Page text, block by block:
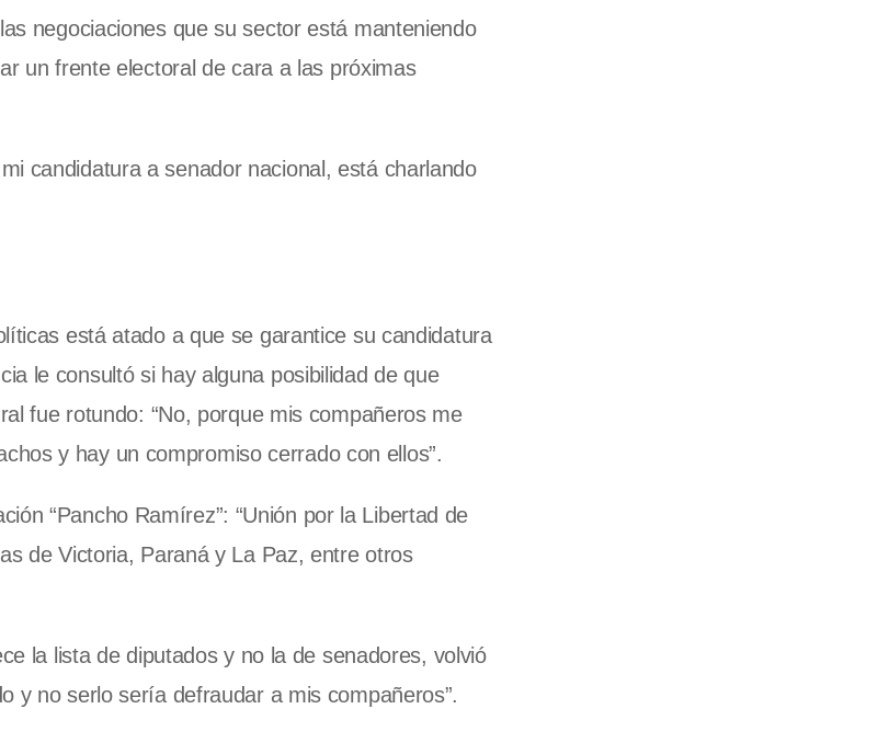
negociaciones que su sector está manteniendo
un frente electoral de cara a las próximas
candidatura a senador nacional, está charlando
está atado a que se garantice su candidatura
le consultó si hay alguna posibilidad de que
fue rotundo: “No, porque mis compañeros me
y hay un compromiso cerrado con ellos”.
“Pancho Ramírez”: “Unión por la Libertad de
de Victoria, Paraná y La Paz, entre otros
la lista de diputados y no la de senadores, volvió
y no serlo sería defraudar a mis compañeros”.